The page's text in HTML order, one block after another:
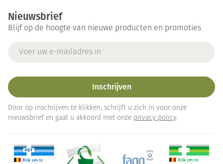
Nieuwsbrief
Blijf op de hoogte van nieuwe producten en promoties
Inschrijven
Door op inschrijven te klikken, schrijft u zich in voor onze
nieuwsbrief en gaat u akkoord met onze privacy policy.